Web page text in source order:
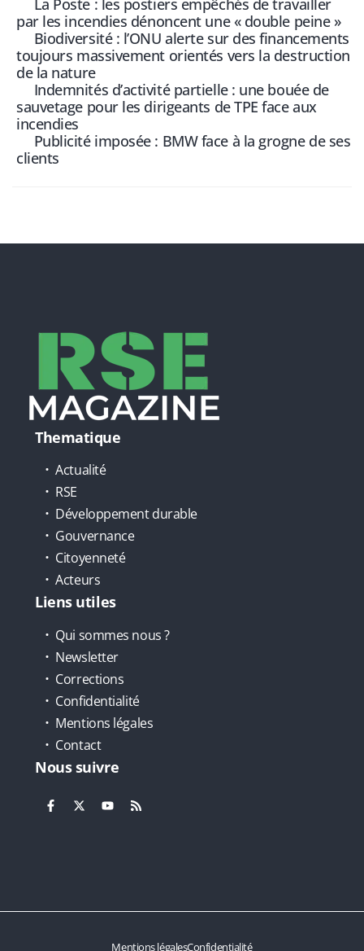
par les incendies dénoncent une « double peine »
Biodiversité : l’ONU alerte sur des financements
toujours massivement orientés vers la destruction
de la nature
Indemnités d’activité partielle : une bouée de
sauvetage pour les dirigeants de TPE face aux
incendies
Publicité imposée : BMW face à la grogne de ses
clients
Thematique
Actualité
RSE
Développement durable
Gouvernance
Citoyenneté
Acteurs
Liens utiles
Qui sommes nous ?
Newsletter
Corrections
Confidentialité
Mentions légales
Contact
Nous suivre
Mentions légalesConfidentialité